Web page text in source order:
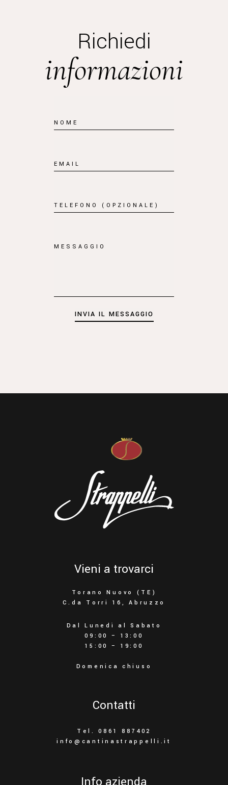
Richiedi
informazioni
Vieni a trovarci
Torano Nuovo (TE)
C.da Torri 16, Abruzzo
Dal Lunedì al Sabato
09:00 – 13:00
15:00 – 19:00
Domenica chiuso
Contatti
Tel. 0861 887402
info@cantinastrappelli.it
Info azienda